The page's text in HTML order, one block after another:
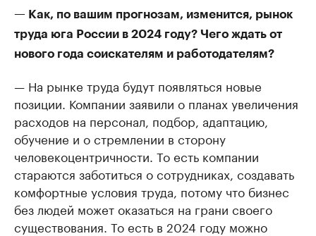
— Как, по вашим прогнозам, изменится, рынок
труда юга России в 2024 году? Чего ждать от
нового года соискателям и работодателям?
— На рынке труда будут появляться новые
позиции. Компании заявили о планах увеличения
расходов на персонал, подбор, адаптацию,
обучение и о стремлении в сторону
человекоцентричности. То есть компании
стараются заботиться о сотрудниках, создавать
комфортные условия труда, потому что бизнес
без людей может оказаться на грани своего
существования. То есть в 2024 году можно